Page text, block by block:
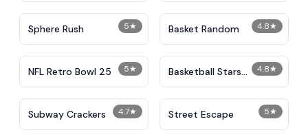
5★
Sphere Rush 4.8★
Basket Random
5★
NFL Retro Bowl 25 4.8★
Basketball Stars
Unblocked
4.7★
Subway Crackers 5★
Street Escape